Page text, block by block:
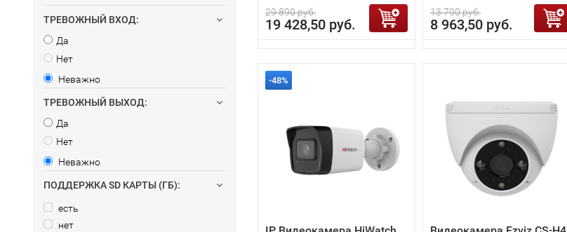
ТРЕВОЖНЫЙ ВХОД:
Да
Нет
Неважно
ТРЕВОЖНЫЙ ВЫХОД:
Да
Нет
Неважно
ПОДДЕРЖКА SD КАРТЫ (ГБ):
есть
нет
29 890 руб.
19 428,50 руб.
13 790 руб.
8 963,50 руб.
-48%